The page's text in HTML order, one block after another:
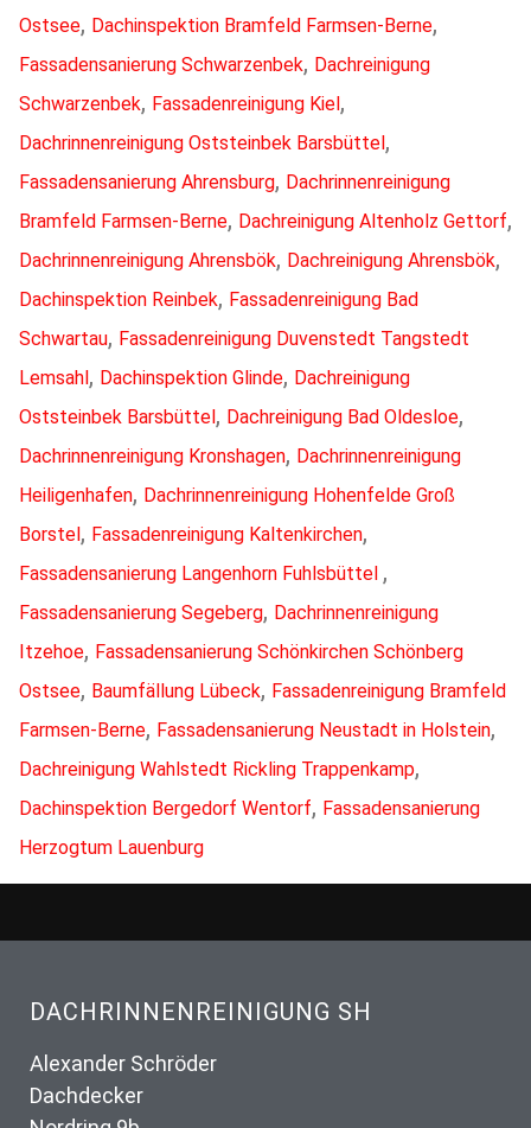
Ostsee, Dachinspektion Bramfeld Farmsen-Berne,
Fassadensanierung Schwarzenbek, Dachreinigung
Schwarzenbek, Fassadenreinigung Kiel,
Dachrinnenreinigung Oststeinbek Barsbüttel,
Fassadensanierung Ahrensburg, Dachrinnenreinigung
Bramfeld Farmsen-Berne, Dachreinigung Altenholz Gettorf,
Dachrinnenreinigung Ahrensbök, Dachreinigung Ahrensbök,
Dachinspektion Reinbek, Fassadenreinigung Bad
Schwartau, Fassadenreinigung Duvenstedt Tangstedt
Lemsahl, Dachinspektion Glinde, Dachreinigung
Oststeinbek Barsbüttel, Dachreinigung Bad Oldesloe,
Dachrinnenreinigung Kronshagen, Dachrinnenreinigung
Heiligenhafen, Dachrinnenreinigung Hohenfelde Groß
Borstel, Fassadenreinigung Kaltenkirchen,
Fassadensanierung Langenhorn Fuhlsbüttel ,
Fassadensanierung Segeberg, Dachrinnenreinigung
Itzehoe, Fassadensanierung Schönkirchen Schönberg
Ostsee, Baumfällung Lübeck, Fassadenreinigung Bramfeld
Farmsen-Berne, Fassadensanierung Neustadt in Holstein,
Dachreinigung Wahlstedt Rickling Trappenkamp,
Dachinspektion Bergedorf Wentorf, Fassadensanierung
Herzogtum Lauenburg
DACHRINNENREINIGUNG SH
Alexander Schröder
Dachdecker